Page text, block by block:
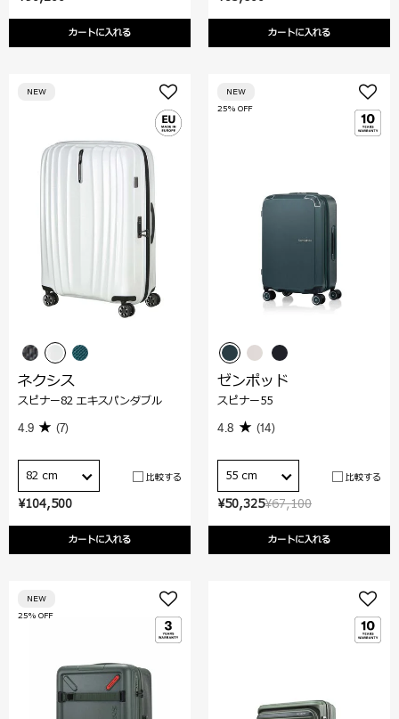
カートに入れる カートに入れる
¥104,500
カートに入れる
NEW
ネクシス
スピナー82 エキスパンダブル
4.9 (7)
82 cm 比較する
¥67,100
¥50,325
カートに入れる
25% OFF
NEW
ゼンポッド
スピナー55
4.8 (14)
55 cm 比較する
25% OFF
NEW